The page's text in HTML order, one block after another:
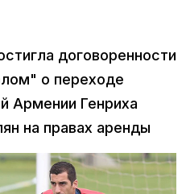
договоренности
о переходе
Армении Генриха
на правах аренды